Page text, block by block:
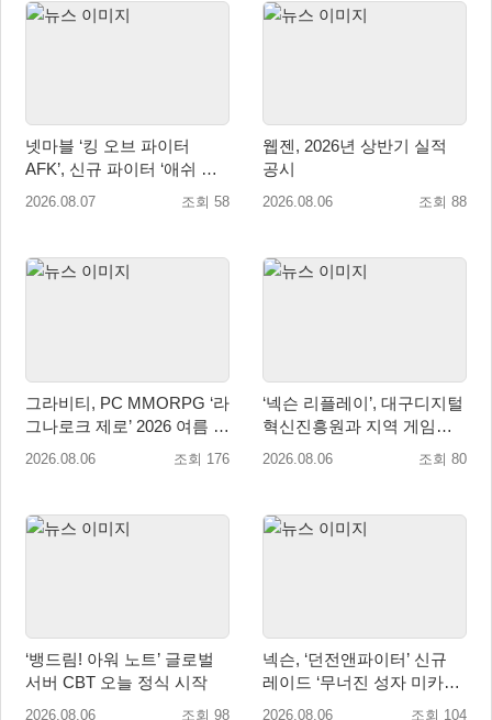
넷마블 ‘킹 오브 파이터
AFK’, 신규 파이터 ‘애쉬 크
림존’ 업데이트
2026.08.07 조회 58
웹젠, 2026년 상반기 실적
공시
2026.08.06 조회 88
그라비티, PC MMORPG ‘라
그나로크 제로’ 2026 여름 프
로모션 진행!
2026.08.06 조회 176
‘넥슨 리플레이’, 대구디지털
혁신진흥원과 지역 게임산
업 육성 위한 업무협약 체결
2026.08.06 조회 80
‘뱅드림! 아워 노트’ 글로벌
서버 CBT 오늘 정식 시작
2026.08.06 조회 98
넥슨, ‘던전앤파이터’ 신규
레이드 ‘무너진 성자 미카엘
라’ 업데이트!
2026.08.06 조회 104